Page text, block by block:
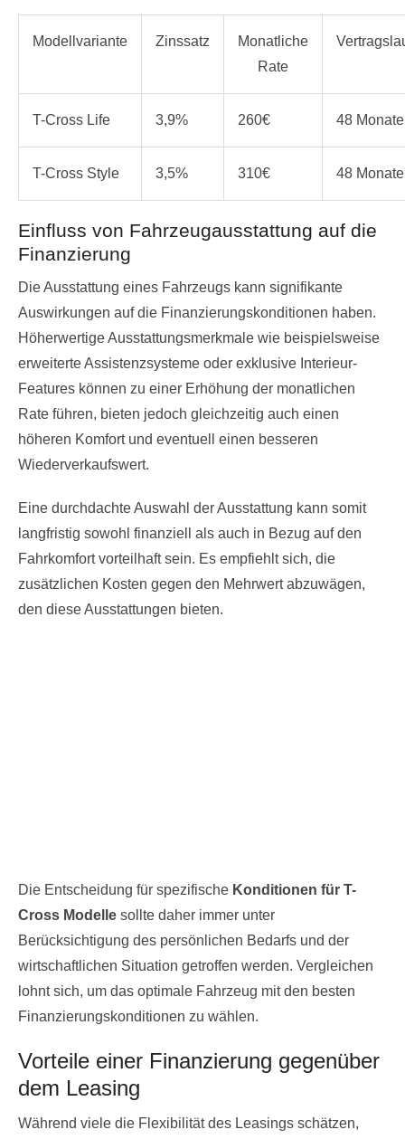
Modellvariante Zinssatz
Monatliche
Rate
T-Cross Life 3,9% 260€ 48 Monate
T-Cross Style 3,5% 310€ 48 Monate
Einfluss von Fahrzeugausstattung auf die
Finanzierung
Die Ausstattung eines Fahrzeugs kann signifikante
Auswirkungen auf die Finanzierungskonditionen haben.
Höherwertige Ausstattungsmerkmale wie beispielsweise
erweiterte Assistenzsysteme oder exklusive Interieur-
Features können zu einer Erhöhung der monatlichen
Rate führen, bieten jedoch gleichzeitig auch einen
höheren Komfort und eventuell einen besseren
Wiederverkaufswert.
Eine durchdachte Auswahl der Ausstattung kann somit
langfristig sowohl finanziell als auch in Bezug auf den
Fahrkomfort vorteilhaft sein. Es empfiehlt sich, die
zusätzlichen Kosten gegen den Mehrwert abzuwägen,
den diese Ausstattungen bieten.
Die Entscheidung für spezifische Konditionen für T-
Cross Modelle sollte daher immer unter
Berücksichtigung des persönlichen Bedarfs und der
wirtschaftlichen Situation getroffen werden. Vergleichen
lohnt sich, um das optimale Fahrzeug mit den besten
Finanzierungskonditionen zu wählen.
Vorteile einer Finanzierung gegenüber
dem Leasing
Während viele die Flexibilität des Leasings schätzen,